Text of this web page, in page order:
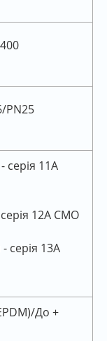
PN25
серія 11А
12А СМО
серія 13А
До +